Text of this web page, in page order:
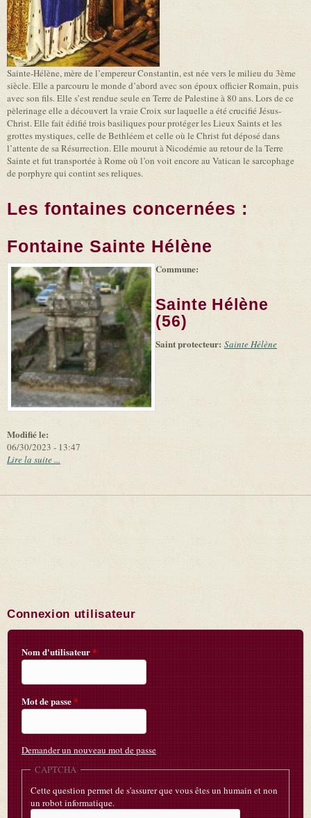
Sainte-Hélène, mère de l’empereur Constantin, est née vers le milieu du 3ème
siècle. Elle a parcouru le monde d’abord avec son époux officier Romain, puis
avec son fils. Elle s’est rendue seule en Terre de Palestine à 80 ans. Lors de ce
pèlerinage elle a découvert la vraie Croix sur laquelle a été crucifié Jésus-
Christ. Elle fait édifié trois basiliques pour protéger les Lieux Saints et les
grottes mystiques, celle de Bethléem et celle où le Christ fut déposé dans
l’attente de sa Résurrection. Elle mourut à Nicodémie au retour de la Terre
Sainte et fut transportée à Rome où l’on voit encore au Vatican le sarcophage
de porphyre qui contint ses reliques.
Les fontaines concernées :
Fontaine Sainte Hélène
-
Leaflet (link is
|
Tiles
(link is
external)
©
Microsoft
and
suppliers
Modifié le:
06/30/2023 - 13:47
Commune:
Sainte Hélène
(56)
Saint protecteur: Sainte Hélène
Lire la suite ...
Connexion utilisateur
Nom d'utilisateur*
Mot de passe*
Demander un nouveau mot de passe
CAPTCHA
Cette question permet de s'assurer que vous êtes un humain et non
un robot informatique.